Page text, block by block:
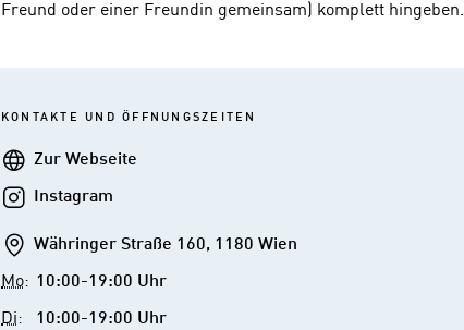
Freund oder einer Freundin gemeinsam) komplett hingeben.
KONTAKTE UND ÖFFNUNGSZEITEN
WebseiteZur Webseite
Instagram
Instagram
Addresse
Währinger Straße 160, 1180 Wien
Mo: 10:00-19:00 Uhr
Di: 10:00-19:00 Uhr